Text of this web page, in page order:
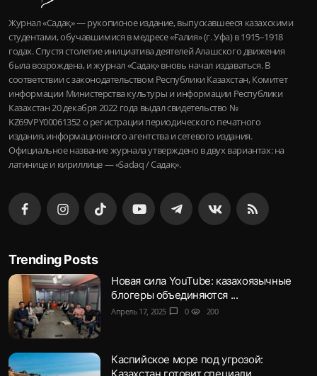
Журнал «Садақ» — рукописное издание, выпускавшееся казахскими
студентами, обучавшимися в медресе «Ғалия» (г. Уфа) в 1915–1918
годах. Спустя столетие инициатива деятелей Алашского движения
была возрождена, и журнал «Садақ» вновь начал издаваться. В
соответствии с законодательством Республики Казахстан, Комитет
информации Министерства культуры и информации Республики
Казахстан 20 декабря 2022 года выдал свидетельство №
KZ69VPY00061352 о регистрации периодического печатного
издания, информационного агентства и сетевого издания.
Официальное название журнала утверждено в двух вариантах: на
латинице и кириллице — «Sadaq / Садақ».
Trending Posts
Новая сила YouTube: казахоязычные
блогеры объединяются ...
Апрель 17, 2025 chat_bubble 0 visibility 200
Каспийское море под угрозой: